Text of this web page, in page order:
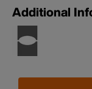
Additional